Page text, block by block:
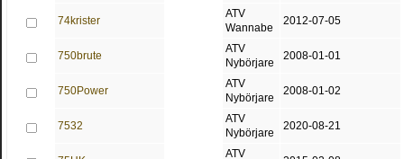
74krister
ATV
Wannabe
2012-07-05
750brute
ATV
Nybörjare
2008-01-01
750Power
ATV
Nybörjare
2008-01-02
7532
ATV
Nybörjare
2020-08-21
ATV